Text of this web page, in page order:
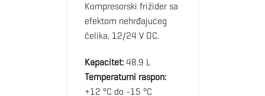
Kompresorski frižider sa
efektom nehrđajućeg
čelika, 12/24 V DC.
Kapacitet:48.9 L
Temperaturni raspon:
+12 °C do -15 °C